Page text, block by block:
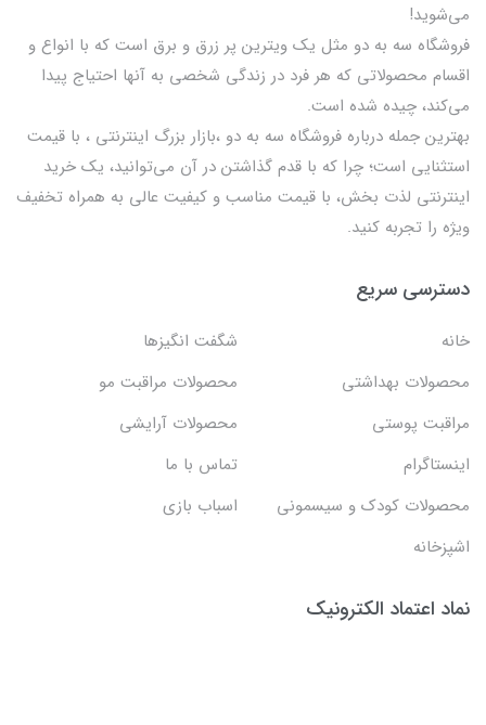
می‌شوید!
فروشگاه سه به دو مثل یک ویترین پر زرق و برق است که با انواع و
اقسام محصولاتی که هر فرد در زندگی شخصی به آنها احتیاج پیدا
می‌کند، چیده شده است.
بهترين جمله درباره فروشگاه سه به دو ،بازار بزرگ اینترنتی ، با قيمت
استثنايي است؛ چرا که با قدم گذاشتن در آن می‌توانید، یک خرید
اینترنتی لذت بخش، با قیمت مناسب و کیفیت عالی به همراه تخفیف
ویژه را تجربه کنید.
دسترسی سریع
خانه
شگفت انگيزها
محصولات بهداشتي
محصولات مراقبت مو
مراقبت پوستی
محصولات آرایشی
اینستاگرام
تماس با ما
محصولات کودک و سیسمونی
اسباب بازی
اشپزخانه
نماد اعتماد الکترونیک